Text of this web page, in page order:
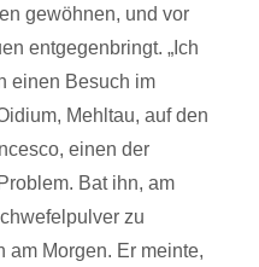
gewöhnen, und vor
entgegenbringt. „Ich
einen Besuch im
Mehltau, auf den
einen der
Bat ihn, am
zu
am Morgen. Er meinte,